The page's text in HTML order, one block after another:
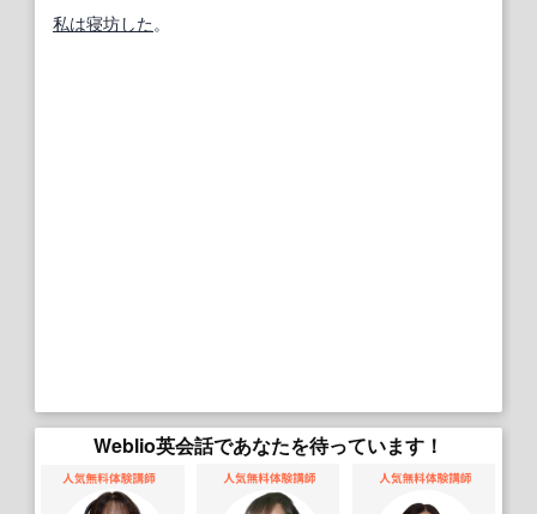
私は寝坊した。
Weblio英会話であなたを待っています！